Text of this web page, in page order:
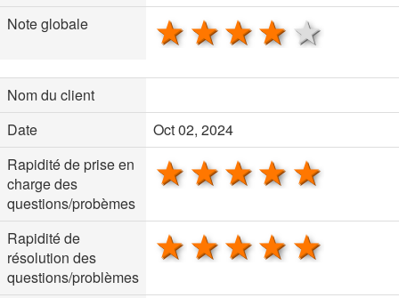
Note globale
4 stars
3 stars
2 stars
1 star
Nom du client
Date
Oct 02, 2024
Rapidité de prise en
charge des
questions/probèmes
4 stars
3 stars
2 stars
1 star
Rapidité de
résolution des
questions/problèmes
4 stars
3 stars
2 stars
1 star